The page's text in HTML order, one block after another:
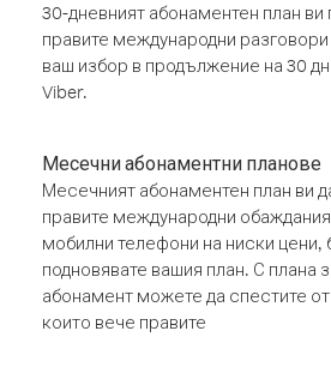
30-дневният абонаментен план ви
правите международни
ваш избор в продължение на 30
Viber.
Месечни абонаментни планове
Месечният абонаментен план ви
правите международни
мобилни телефони на ниски цени,
подновявате вашия план. С плана
абонамент можете да спестите
които вече правите